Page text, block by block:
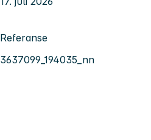
Referanse
3637099_194035_nn